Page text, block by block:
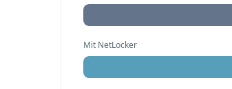
Mit NetLocker